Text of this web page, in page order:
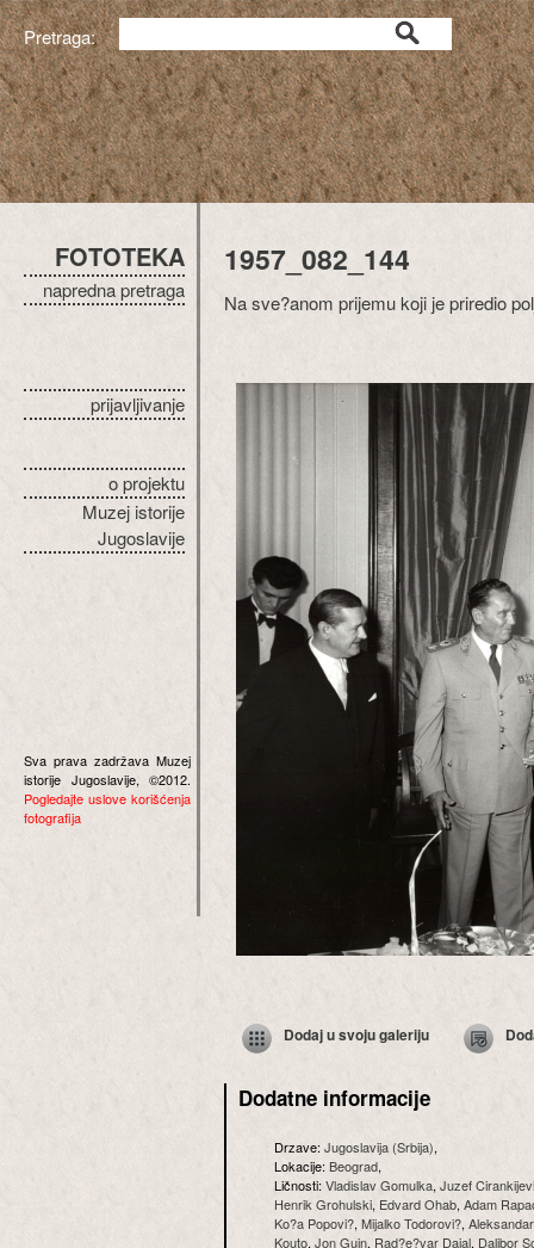
Pretraga:
FOTOTEKA
napredna pretraga
prijavljivanje
o projektu
Muzej istorije
Jugoslavije
Sva prava zadržava Muzej
istorije Jugoslavije, ©2012.
Pogledajte uslove korišćenja
fotografija
1957_082_144
Na sve?anom prijemu koji je priredio
Dodaj u svoju galeriju
Dodatne informacije
Drzave:Jugoslavija (Srbija),
Lokacije:Beograd,
Ličnosti:Vladislav Gomulka, Juzef
Henrik Grohulski, Edvard Ohab, Adam
Ko?a Popovi?, Mijalko Todorovi?,
Kouto, Jon Guin, Rad?e?var Dajal, Dalibor